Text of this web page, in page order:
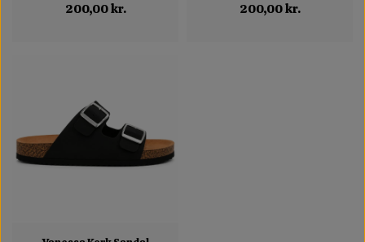
200,00 kr. 200,00 kr.